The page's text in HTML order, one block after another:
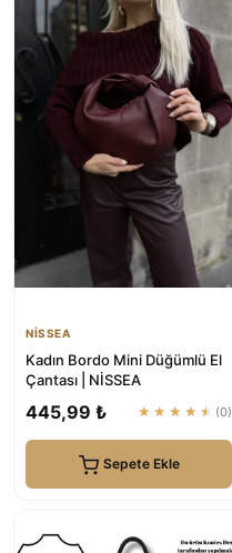
NİSSEA
Kadın Bordo Mini Düğümlü El
Çantası | NİSSEA
445,99 ₺ ★★★★★ (0)
Sepete Ekle